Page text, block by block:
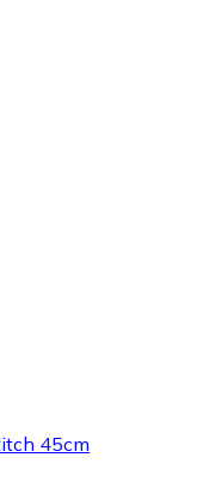
45cm